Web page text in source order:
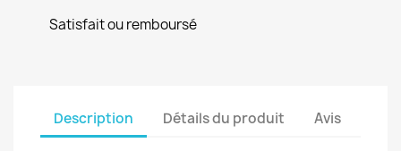
Satisfait ou remboursé
Description Détails du produit Avis